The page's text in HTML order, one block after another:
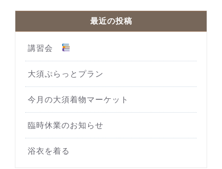
最近の投稿
講習会
大須ぷらっとプラン
今月の大須着物マーケット
臨時休業のお知らせ
浴衣を着る